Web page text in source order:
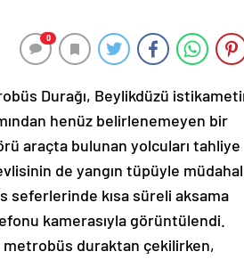
0
Durağı, Beylikdüzü
henüz belirlenemeyen bir
araçta bulunan yolcuları tahliye
de yangın tüpüyle
seferlerinde kısa süreli aksama
kamerasıyla görüntülendi.
metrobüs duraktan çekilirken,